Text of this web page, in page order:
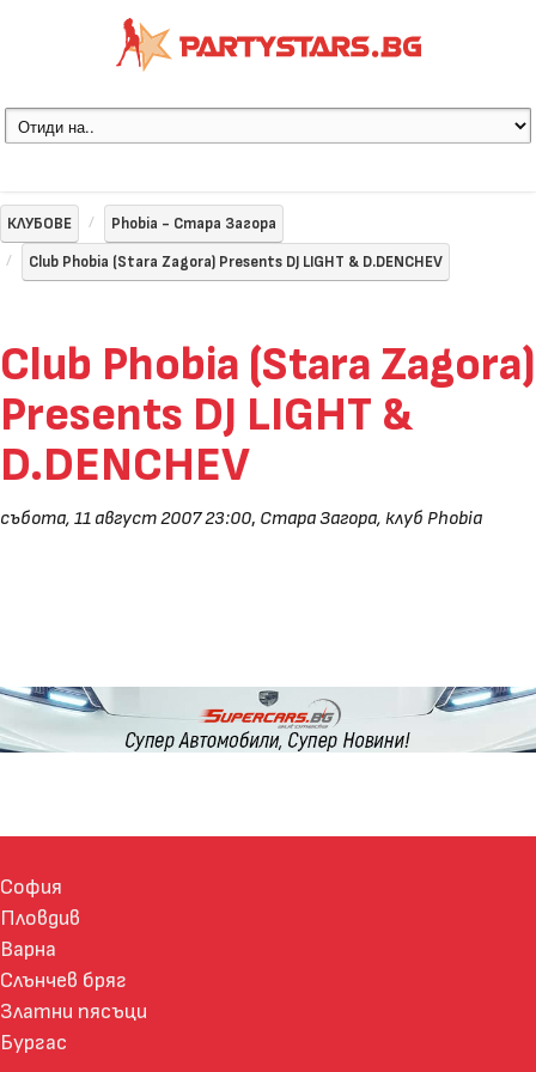
КЛУБОВЕ
Phobia - Стара Загора
Club Phobia (Stara Zagora) Presents DJ LIGHT & D.DENCHEV
Club Phobia (Stara Zagora)
Presents DJ LIGHT &
D.DENCHEV
събота, 11 август 2007 23:00, Стара Загора, клуб Phobia
София
Пловдив
Варна
Слънчев бряг
Златни пясъци
Бургас